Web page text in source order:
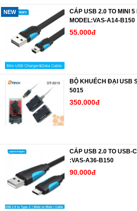
NEW
CÁP USB 2.0 TO MINI 5
MODEL:VAS-A14-B150
55.000đ
BỘ KHUẾCH ĐẠI USB
5015
350.000đ
CÁP USB 2.0 TO USB-
:VAS-A36-B150
90.000đ